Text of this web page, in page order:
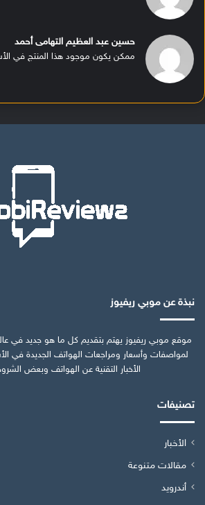
حسين عبد العظيم التهامى أحمد
ممكن يكون موجود هذا المنتج في
نبذة عن موبي ريفيوز
موقع موبي ريفيوز يهتم بتقديم كل ما هو جديد في
لمواصفات وأسعار ومراجعات الهواتف الجديدة في
الأخبار التقنية عن الهواتف وبعض
تصنيفات
الأخبار
مقالات متنوعة
أندرويد